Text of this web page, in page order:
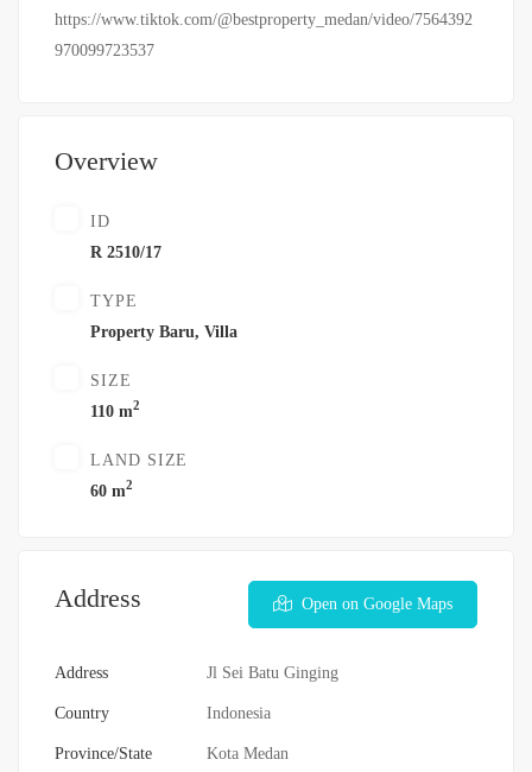
https://www.tiktok.com/@bestproperty_medan/video/7564392
970099723537
Overview
ID
R 2510/17
TYPE
Property Baru, Villa
SIZE
110 m2
LAND SIZE
60 m2
Address Open on Google Maps
Address Jl Sei Batu Ginging
Country Indonesia
Province/State Kota Medan